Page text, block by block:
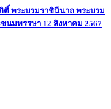
ติ์ พระบรมราชินีนาถ พระบรม
นมพรรษา 12 สิงหาคม 2567